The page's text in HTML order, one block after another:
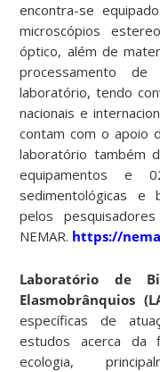
encontra-se
microscópios
óptico, além de
processamento
laboratório, tendo
nacionais e
contam com o apoio
laboratório também
equipamentos e
sedimentológicas e
pelos
NEMAR. https://
Laboratório de
Elasmobrânquios
específicas de
estudos acerca da
ecologia,